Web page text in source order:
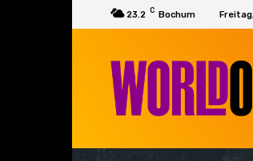
23.2 C Bochum